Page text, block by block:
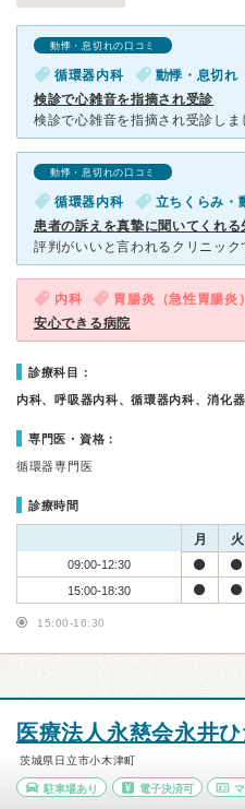
動悸・息切れの口コミ
循環器内科 動悸・息切れ
検診で心雑音を指摘され受診
動悸・息切れの口コミ
循環器内科 立ちくらみ・
患者の訴えを真摯に聞いてくれる
内科 胃腸炎（急性胃腸炎）
安心できる病院
診療科目：
内科、呼吸器内科、循環器内科、消化
専門医・資格：
循環器専門医
診療時間
月 火
09:00-12:30
15:00-18:30
15:00-16:30
医療法人永慈会永井
茨城県日立市小木津町
駐車場あり 電子決済可